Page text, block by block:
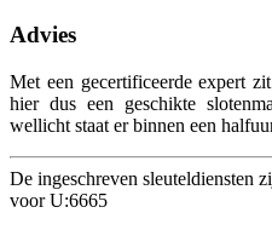
Advies
Met een gecertificeerde expert
hier dus een geschikte
wellicht staat er binnen een
De ingeschreven sleuteldiensten
voor U:6665